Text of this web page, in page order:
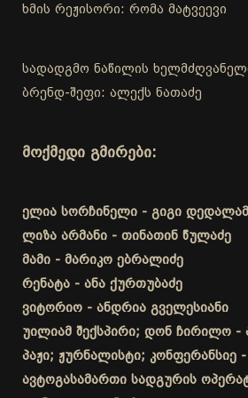
ხმის რეჟისორი: რომა მატვეევი
სადადგმო ნაწილის
ბრენდ-შეფი: ალექს ნათაძე
მოქმედი გმირები:
ელია სორჩინელი - გიგი
ლიზა არმანი - თინათინ წულაძე
მამი - მარიკო ებრალიძე
რენატა - ანა ქურთუბაძე
ვიტორიო - ანდრია გველესიანი
უილიამ შექსპირი; დონ ჩირილო -
პაჟი; ჟურნალისტი; კონფერანსიე
ავტოგასამართი სადგურის